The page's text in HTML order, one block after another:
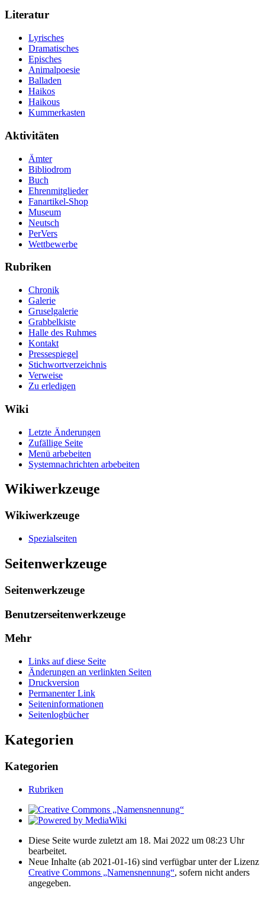
Literatur
Lyrisches
Dramatisches
Episches
Animalpoesie
Balladen
Haikos
Haikous
Kummerkasten
Aktivitäten
Ämter
Bibliodrom
Buch
Ehrenmitglieder
Fanartikel-Shop
Museum
Neutsch
PerVers
Wettbewerbe
Rubriken
Chronik
Galerie
Gruselgalerie
Grabbelkiste
Halle des Ruhmes
Kontakt
Pressespiegel
Stichwortverzeichnis
Verweise
Zu erledigen
Wiki
Letzte Änderungen
Zufällige Seite
Menü arbebeiten
Systemnachrichten arbebeiten
Wikiwerkzeuge
Wikiwerkzeuge
Spezialseiten
Seitenwerkzeuge
Seitenwerkzeuge
Benutzerseitenwerkzeuge
Mehr
Links auf diese Seite
Änderungen an verlinkten Seiten
Druckversion
Permanenter Link
Seiten­­informationen
Seitenlogbücher
Kategorien
Kategorien
Rubriken
Diese Seite wurde zuletzt am 18. Mai 2022 um 08:23 Uhr
bearbeitet.
Neue Inhalte (ab 2021-01-16) sind verfügbar unter der Lizenz
Creative Commons „Namensnennung“, sofern nicht anders
angegeben.